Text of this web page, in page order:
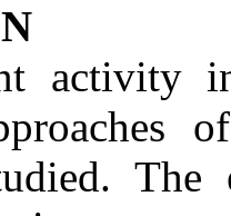
activity
The